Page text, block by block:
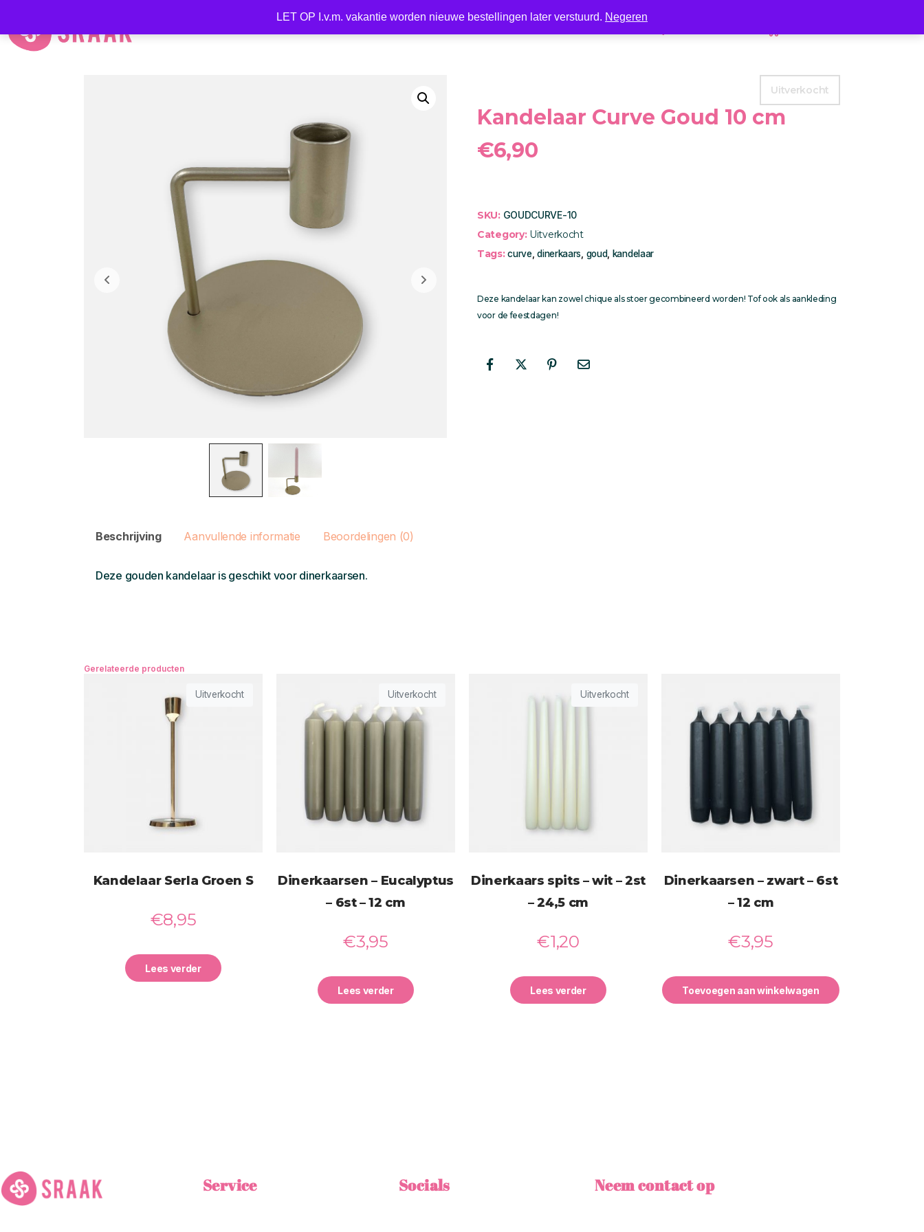
LET OP I.v.m. vakantie worden nieuwe bestellingen later verstuurd. Negeren
Nieuw LED Kaarsen Kaarshouder Wonen Zakelijk Contact
Uitverkocht
Kandelaar Curve Goud 10 cm
€6,90
SKU: GOUDCURVE-10
Category: Uitverkocht
Tags: curve,dinerkaars, goud, kandelaar
Deze kandelaar kan zowel chique als stoer gecombineerd worden! Tof ook als aankleding
voor de feestdagen!
Beschrijving Aanvullende informatie Beoordelingen (0)
Deze gouden kandelaar is geschikt voor dinerkaarsen.
Gerelateerde producten
Uitverkocht
Kandelaar Serla Groen S
€8,95
Lees verder
Uitverkocht
Dinerkaarsen – Eucalyptus
– 6st – 12 cm
€3,95
Lees verder
Uitverkocht
Dinerkaars spits – wit – 2st
– 24,5 cm
€1,20
Lees verder
Dinerkaarsen – zwart – 6st
– 12 cm
€3,95
Toevoegen aan winkelwagen
Service Socials Neem contact op